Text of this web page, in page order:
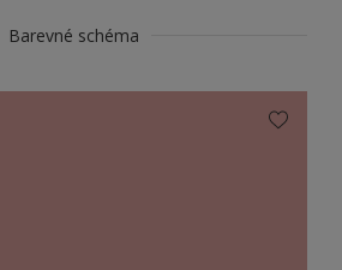
Barevné schéma